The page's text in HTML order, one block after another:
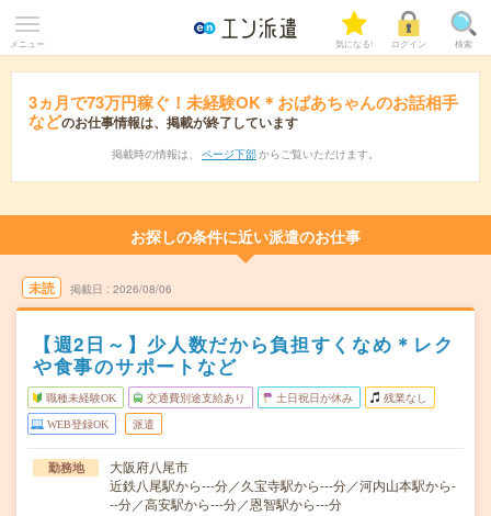
メニュー 気になる! ログイン 検索
3ヵ月で73万円稼ぐ！未経験OK＊おばあちゃんのお話相手
などのお仕事情報は、掲載が終了しています
掲載時の情報は、 ページ下部 からご覧いただけます。
お探しの条件に近い派遣のお仕事
未読 掲載日 2026/08/06
【週2日～】少人数だから負担すくなめ＊レク
や食事のサポートなど
職種未経験OK 交通費別途支給あり 土日祝日が休み 残業なし
WEB登録OK 派遣
勤務地
大阪府八尾市
近鉄八尾駅から---分／久宝寺駅から---分／河内山本駅から-
--分／高安駅から---分／恩智駅から---分